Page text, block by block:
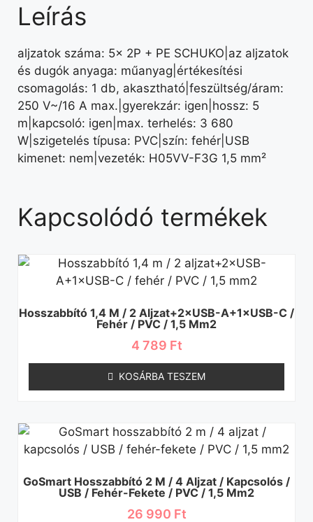
Leírás
aljzatok száma: 5× 2P + PE SCHUKO|az aljzatok
és dugók anyaga: műanyag|értékesítési
csomagolás: 1 db, akasztható|feszültség/áram:
250 V~/16 A max.|gyerekzár: igen|hossz: 5
m|kapcsoló: igen|max. terhelés: 3 680
W|szigetelés típusa: PVC|szín: fehér|USB
kimenet: nem|vezeték: H05VV-F3G 1,5 mm²
Kapcsolódó termékek
Hosszabbító 1,4 M / 2 Aljzat+2×USB-A+1×USB-C /
Fehér / PVC / 1,5 Mm2
4 789 Ft
KOSÁRBA TESZEM
GoSmart Hosszabbító 2 M / 4 Aljzat / Kapcsolós /
USB / Fehér-Fekete / PVC / 1,5 Mm2
26 990 Ft